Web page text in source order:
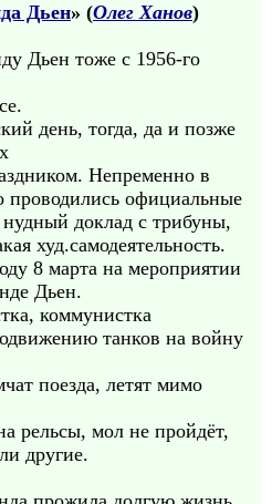
Дьен» (Олег Ханов)
Дьен тоже с 1956-го
день, тогда, да и позже
Непременно в
проводились официальные
доклад с трибуны,
худ.самодеятельность.
8 марта на мероприятии
Дьен.
коммунистка
танков на войну
поезда, летят мимо
рельсы, мол не пройдёт,
другие.